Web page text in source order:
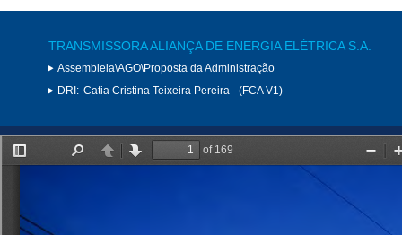
TRANSMISSORA ALIANÇA DE ENERGIA ELÉTRICA S.A.
Assembleia\AGO\Proposta da Administração
DRI: Catia Cristina Teixeira Pereira - (FCA V1)